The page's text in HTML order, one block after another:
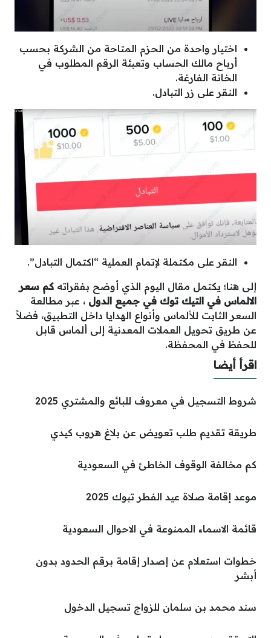
اختيار واحدة من الحزم المتاحة من الشركة بحسب
أرباح مالك الحساب وتعبئة الرقم المطلوب في
الخانة الفارغة.
النقر على زر التبادل.
النقر على مكتملة لإتمام العملية “اكتمال التبادل”.
إلى هنا؛ يكتمل مقال اليوم الذي أوضح بفقراته كم سعر
الالماس في التيك توك في جميع الدول ، عبر مطالعة
السعر الثابت للألماس وأنواع الهدايا داخل التطبيق، فضلاً
عن طريق تحويل العملات المعدنية إلى ألماس قابل
للحفظ في المحفظة.
اقرأ أيضا
شروط التسجيل في معروف للبائع والمشتري 2025
طريقة تقديم طلب تعويض عن بلاغ هروب كيدي
كم مخالفة الوقوف الخاطئ في السعودية
موعد إقامة صلاة عيد الفطر تبوك 2025
قائمة الاسماء الممنوعة في الاحوال السعودية
خطوات استعلام عن إصدار إقامة برقم الحدود بدون
أبشر
سند محمد بن سلمان للزواج تسجيل الدخول